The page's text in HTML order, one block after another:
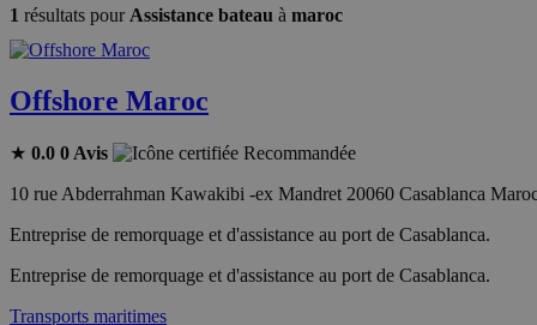
1 résultats pour Assistance bateau à maroc
Offshore Maroc
★ 0.0 0 Avis
Recommandée
10 rue Abderrahman Kawakibi -ex Mandret 20060 Casablanca
Entreprise de remorquage et d'assistance au port de Casablanca.
Entreprise de remorquage et d'assistance au port de Casablanca.
Transports maritimes